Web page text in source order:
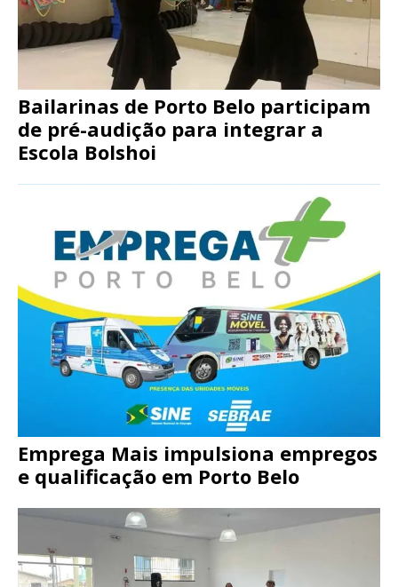
Bailarinas de Porto Belo participam
de pré-audição para integrar a
Escola Bolshoi
Emprega Mais impulsiona empregos
e qualificação em Porto Belo